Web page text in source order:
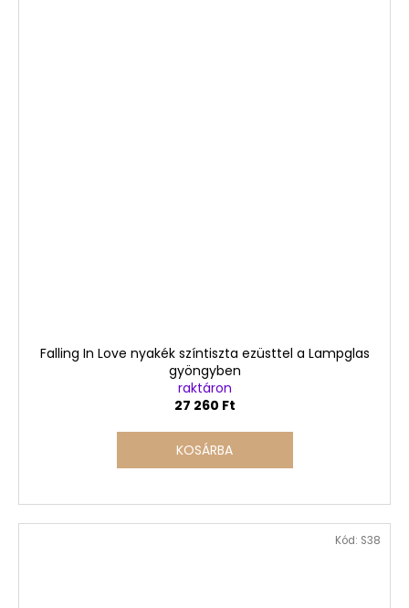
Falling In Love nyakék színtiszta ezüsttel a Lampglas
gyöngyben
raktáron
27 260 Ft
KOSÁRBA
Kód: S38